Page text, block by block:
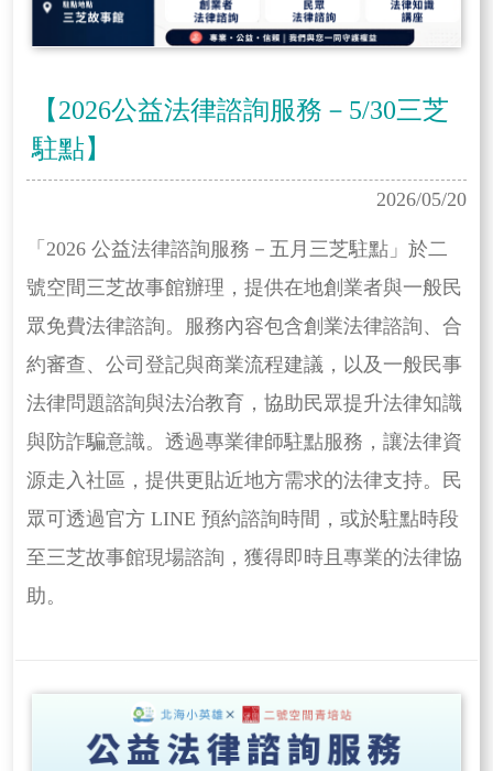
【2026公益法律諮詢服務－5/30三芝
駐點】
2026/05/20
「2026 公益法律諮詢服務－五月三芝駐點」於二
號空間三芝故事館辦理，提供在地創業者與一般民
眾免費法律諮詢。服務內容包含創業法律諮詢、合
約審查、公司登記與商業流程建議，以及一般民事
法律問題諮詢與法治教育，協助民眾提升法律知識
與防詐騙意識。透過專業律師駐點服務，讓法律資
源走入社區，提供更貼近地方需求的法律支持。民
眾可透過官方 LINE 預約諮詢時間，或於駐點時段
至三芝故事館現場諮詢，獲得即時且專業的法律協
助。